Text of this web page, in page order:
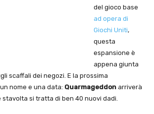
del gioco base
ad opera di
Giochi Uniti,
questa
espansione è
appena giunta
scaffali dei negozi. E la prossima
nome e una data: Quarmageddon arriverà
stavolta si tratta di ben 40 nuovi dadi.